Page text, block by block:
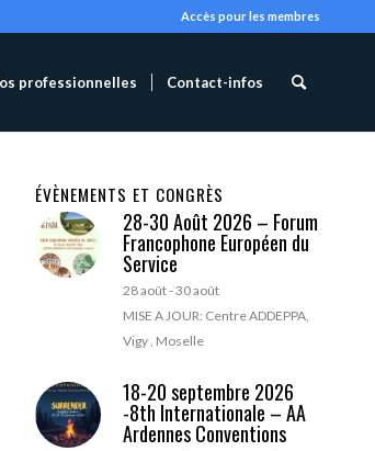
Accès pour les membres
professionnelles Contact-infos
ÉVÈNEMENTS ET CONGRÈS
28-30 Août 2026 – Forum
Francophone Européen du
Service
28 août-30 août
MISE A JOUR: Centre ADDEPPA,
Vigy , Moselle
18-20 septembre 2026
-8th Internationale – AA
Ardennes Conventions